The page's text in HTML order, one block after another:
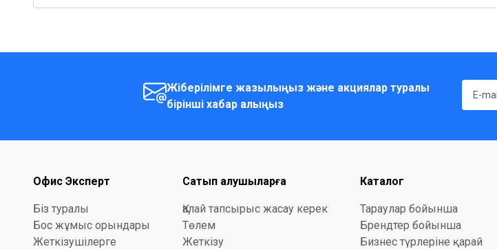
Жіберілімге жазылыңыз және акциялар туралы
бірінші хабар алыңыз
Офис Эксперт
Біз туралы
Бос жұмыс орындары
Жеткізушілерге
Сатып алушыларға
Қалай тапсырыс жасау керек
Төлем
Жеткізу
Каталог
Тараулар бойынша
Брендтер бойынша
Бизнес түрлеріне қарай